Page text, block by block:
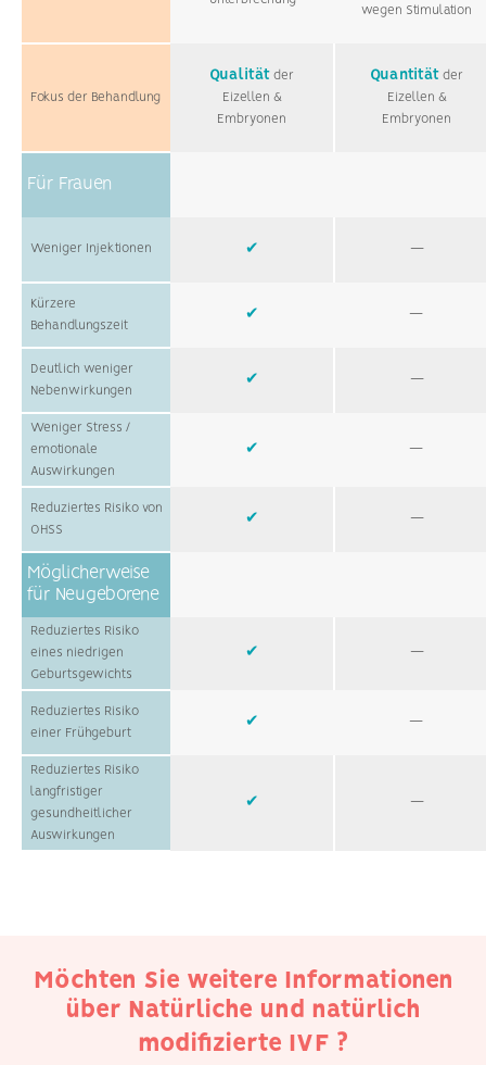
wegen Stimulation
Fokus der Behandlung
Qualität der
Eizellen &
Embryonen
Quantität der
Eizellen &
Embryonen
Für Frauen
Weniger Injektionen ✔ —
Kürzere
Behandlungszeit
✔ —
Deutlich weniger
Nebenwirkungen
✔ —
Weniger Stress /
emotionale
Auswirkungen
✔ —
Reduziertes Risiko von
OHSS
✔ —
Möglicherweise
für Neugeborene
Reduziertes Risiko
eines niedrigen
Geburtsgewichts
✔ —
Reduziertes Risiko
einer Frühgeburt
✔ —
Reduziertes Risiko
langfristiger
gesundheitlicher
Auswirkungen
✔ —
Möchten Sie weitere Informationen
über Natürliche und natürlich
modifizierte IVF ?